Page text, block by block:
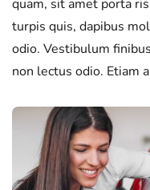
quam, sit amet porta
turpis quis, dapibus
odio. Vestibulum
non lectus odio. Etiam